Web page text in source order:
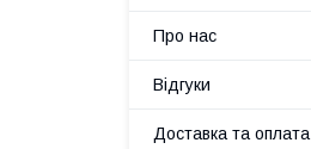
Про нас
Відгуки
Доставка та оплата